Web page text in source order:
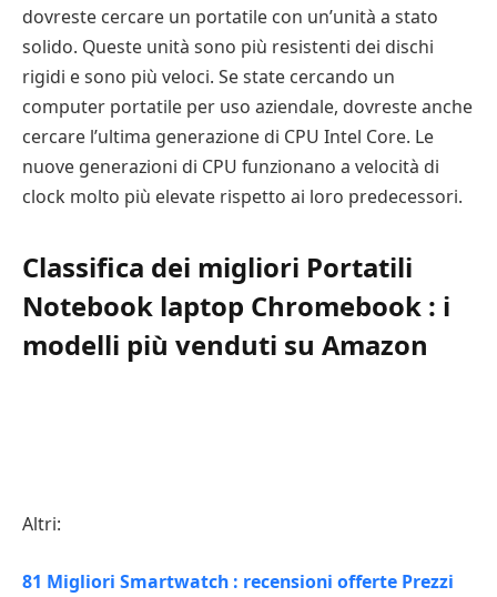
dovreste cercare un portatile con un’unità a stato
solido. Queste unità sono più resistenti dei dischi
rigidi e sono più veloci. Se state cercando un
computer portatile per uso aziendale, dovreste anche
cercare l’ultima generazione di CPU Intel Core. Le
nuove generazioni di CPU funzionano a velocità di
clock molto più elevate rispetto ai loro predecessori.
Classifica dei migliori Portatili
Notebook laptop Chromebook : i
modelli più venduti su Amazon
Altri:
81 Migliori Smartwatch : recensioni offerte Prezzi